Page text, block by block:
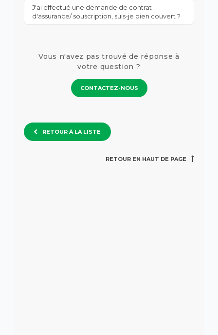
J'ai effectué une demande de contrat
d'assurance/ souscription, suis-je bien couvert ?
Vous n'avez pas trouvé de réponse à
votre question ?
CONTACTEZ-NOUS
RETOUR À LA LISTE
RETOUR EN HAUT DE PAGE